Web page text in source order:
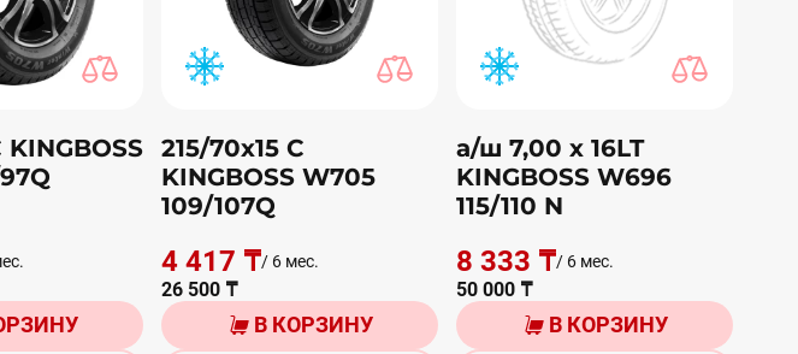
KINGBOSS
215/70х15 С
KINGBOSS W705
109/107Q
4 417 ₸/ 6 мес.
26 500 ₸
В КОРЗИНУ
а/ш 7,00 х 16LT
KINGBOSS W696
115/110 N
8 333 ₸/ 6 мес.
50 000 ₸
В КОРЗИНУ